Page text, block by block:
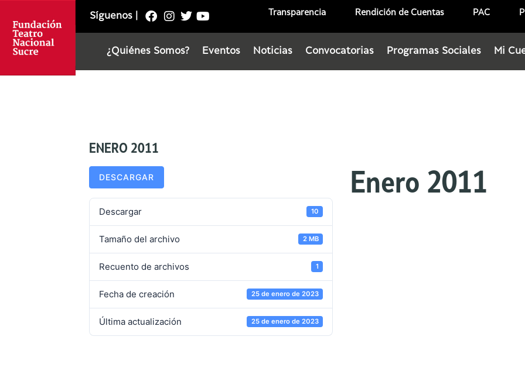
Síguenos Transparencia Rendición de Cuentas PAC
¿Quiénes Somos? Eventos Noticias Convocatorias Programas Sociales Mi
ENERO 2011
DESCARGAR
Descargar 10
Tamaño del archivo 2 MB
Recuento de archivos 1
Fecha de creación 25 de enero de 2023
Última actualización 25 de enero de 2023
Enero 2011